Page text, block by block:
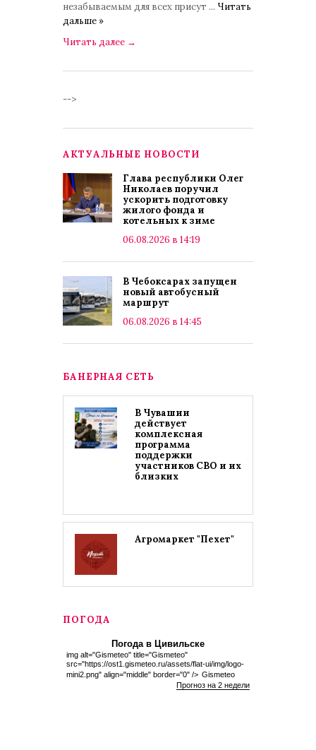
незабываемым для всех присут ... Читать
дальше »
Читать далее →
-->
АКТУАЛЬНЫЕ НОВОСТИ
Глава республики Олег
Николаев поручил
ускорить подготовку
жилого фонда и
котельных к зиме
06.08.2026 в 14:19
В Чебоксарах запущен
новый автобусный
маршрут
06.08.2026 в 14:45
БАНЕРНАЯ СЕТЬ
В Чувашии
действует
комплексная
программа
поддержки
участников СВО и их
близких
Агромаркет "Пехет"
ПОГОДА
Погода в Цивильске
img alt="Gismeteo" title="Gismeteo"
src="https://ost1.gismeteo.ru/assets/flat-ui/img/logo-
mini2.png" align="middle" border="0" /> Gismeteo
Прогноз на 2 недели